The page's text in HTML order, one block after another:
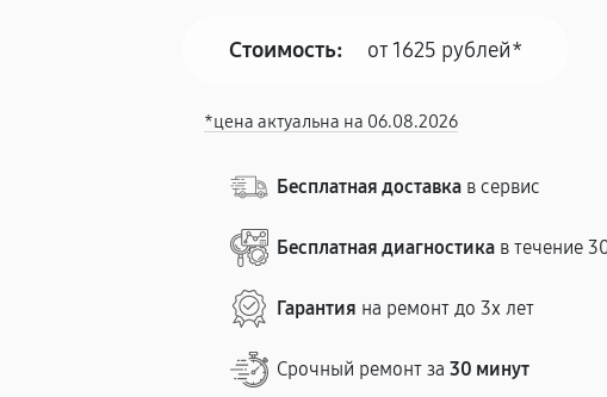
Стоимость: от 1625 рублей*
*цена актуальна на 06.08.2026
Бесплатная доставка в сервис
Бесплатная диагностика в течение
Гарантия на ремонт до 3х лет
Срочный ремонт за30 минут